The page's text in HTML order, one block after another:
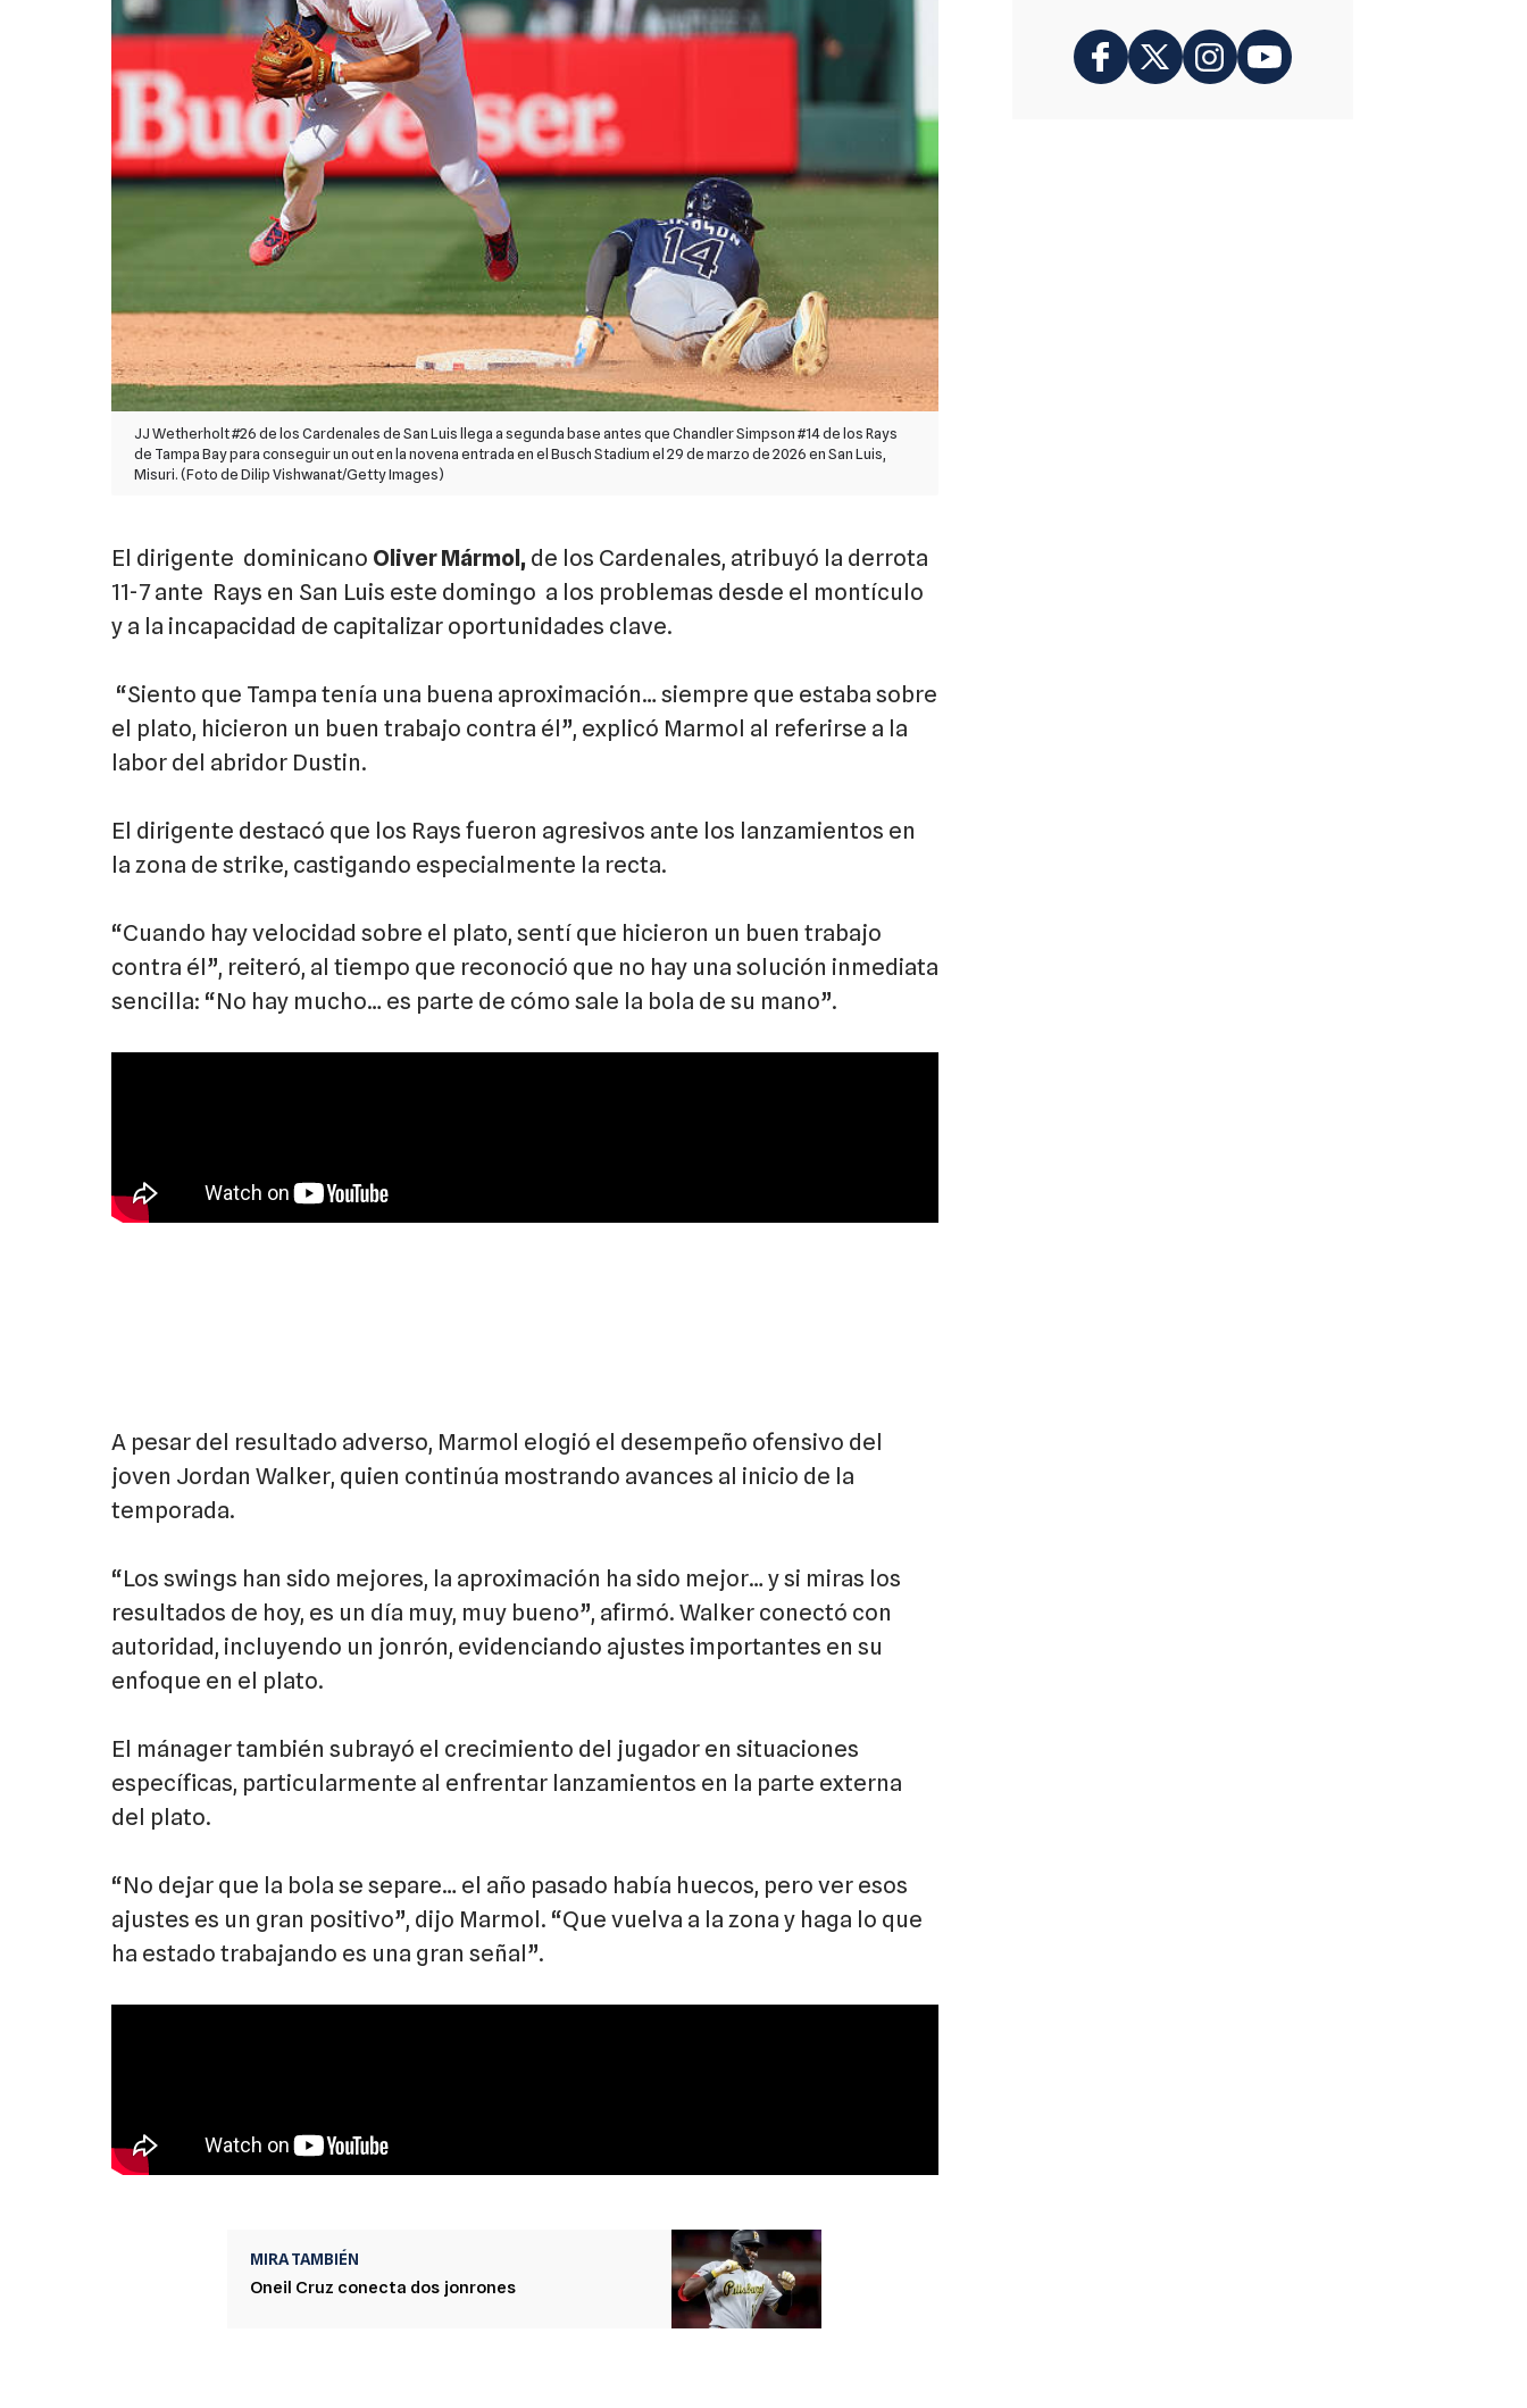
JJ Wetherholt #26 de los Cardenales de San Luis llega a segunda base antes que Chandler Simpson #14 de los Rays
de Tampa Bay para conseguir un out en la novena entrada en el Busch Stadium el 29 de marzo de 2026 en San Luis,
Misuri. (Foto de Dilip Vishwanat/Getty Images)
El dirigente dominicano Oliver Mármol, de los Cardenales, atribuyó la derrota
11-7 ante Rays en San Luis este domingo a los problemas desde el montículo
y a la incapacidad de capitalizar oportunidades clave.
“Siento que Tampa tenía una buena aproximación… siempre que estaba sobre
el plato, hicieron un buen trabajo contra él”, explicó Marmol al referirse a la
labor del abridor Dustin.
El dirigente destacó que los Rays fueron agresivos ante los lanzamientos en
la zona de strike, castigando especialmente la recta.
“Cuando hay velocidad sobre el plato, sentí que hicieron un buen trabajo
contra él”, reiteró, al tiempo que reconoció que no hay una solución inmediata
sencilla: “No hay mucho… es parte de cómo sale la bola de su mano”.
A pesar del resultado adverso, Marmol elogió el desempeño ofensivo del
joven Jordan Walker, quien continúa mostrando avances al inicio de la
temporada.
“Los swings han sido mejores, la aproximación ha sido mejor… y si miras los
resultados de hoy, es un día muy, muy bueno”, afirmó. Walker conectó con
autoridad, incluyendo un jonrón, evidenciando ajustes importantes en su
enfoque en el plato.
El mánager también subrayó el crecimiento del jugador en situaciones
específicas, particularmente al enfrentar lanzamientos en la parte externa
del plato.
“No dejar que la bola se separe… el año pasado había huecos, pero ver esos
ajustes es un gran positivo”, dijo Marmol. “Que vuelva a la zona y haga lo que
ha estado trabajando es una gran señal”.
MIRA TAMBIÉN
Oneil Cruz conecta dos jonrones